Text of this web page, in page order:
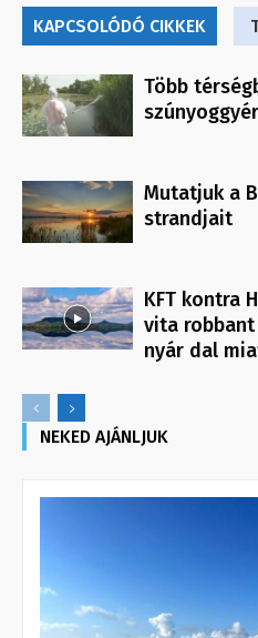
KAPCSOLÓDÓ CIKKEK
Több
Mutatjuk a
strandjait
KFT kontra
vita
nyár dal
NEKED AJÁNLJUK